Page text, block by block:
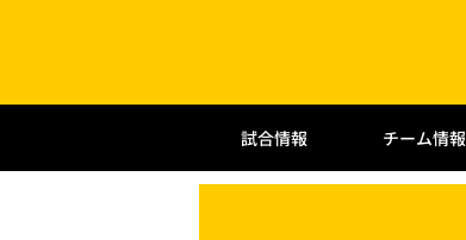
試合情報 チーム情報